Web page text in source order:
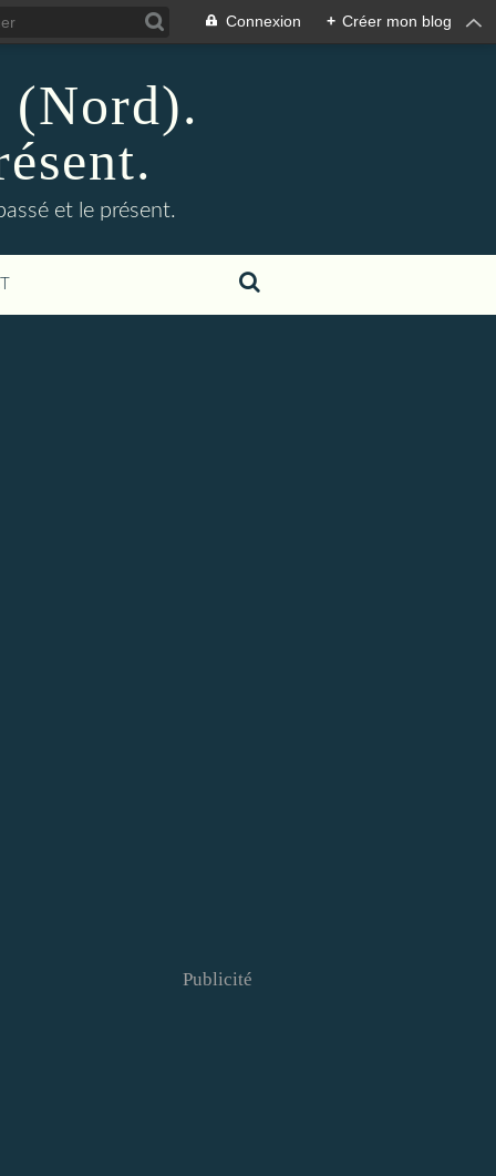
Connexion + Créer mon blog
et le présent.
Publicité